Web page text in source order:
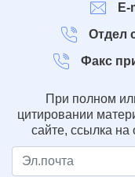
E-
Отдел
Факс
При полном
цитировании
сайте, ссылка